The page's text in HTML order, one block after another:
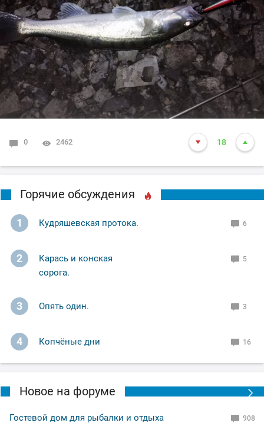
завершил (ночное рандеву)!
Ну а вам Друзья желаю НХНЧ и клёвых рыбалок!
С уважением Шнивовод!🤝
0 2462 18
Горячие обсуждения
1 Кудряшевская протока. 6
2
Карась и конская
сорога.
5
3 Опять один. 3
4 Копчёные дни 16
Новое на форуме
Гостевой дом для рыбалки и отдыха
908